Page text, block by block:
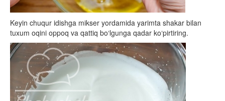
Keyin chuqur idishga mikser yordamida yarimta shakar bilan
tuxum oqini oppoq va qattiq bo‘lgunga qadar ko‘pirtiring.